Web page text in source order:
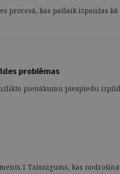
kas pašlaik izpaužas
problēmas
pienākumu piespiedu
Taisnīgums, kas